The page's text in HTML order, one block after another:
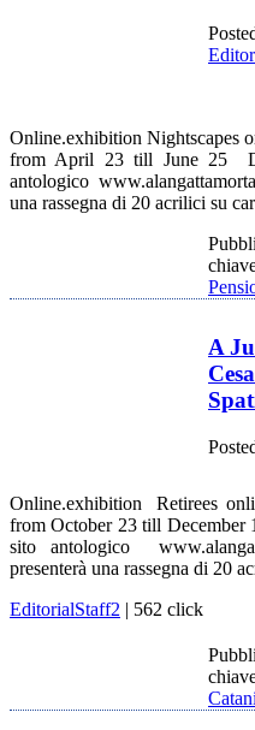
Online.exhibition Nightscapes
from April 23 till June 25
antologico
una rassegna di 20 acrilici su
Online.exhibition Retirees
from October 23 till
sito antologico
presenterà una rassegna di 20
A
EditorialStaff2 | 562 click